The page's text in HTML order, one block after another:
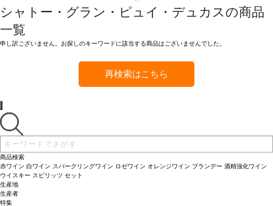
シャトー・グラン・ピュイ・デュカスの商品
一覧
申し訳ございません。お探しのキーワードに該当する商品はございませんでした。
再検索はこちら
商品検索
赤ワイン 白ワイン スパークリングワイン ロゼワイン オレンジワイン ブランデー 酒精強化ワイン
ウイスキー スピリッツ セット
生産地
生産者
特集